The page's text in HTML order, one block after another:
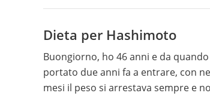
spaventano sono verdura e yogurt:
riconosco più. Una dieta da 1200
perdere almeno 10 kg in 3 mesi,
che riesco a tollerare. Non voglio
Dieta per Hashimoto
Buongiorno, ho 46 anni e da
portato due anni fa a entrare, con
mesi il peso si arrestava sempre e